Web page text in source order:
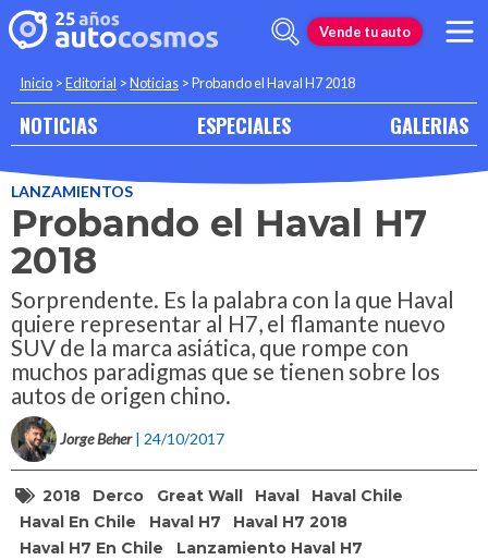
Vende tu auto
Inicio >Editorial >Noticias >Probando el Haval H7 2018
NOTICIAS ESPECIALES GALERIAS
LANZAMIENTOS
Probando el Haval H7
2018
Sorprendente. Es la palabra con la que Haval
quiere representar al H7, el flamante nuevo
SUV de la marca asiática, que rompe con
muchos paradigmas que se tienen sobre los
autos de origen chino.
Jorge Beher | 24/10/2017
2018 Derco Great Wall Haval
Haval Chile
Haval En Chile
Haval H7
Haval H7 2018
Haval H7 En Chile
Lanzamiento Haval H7